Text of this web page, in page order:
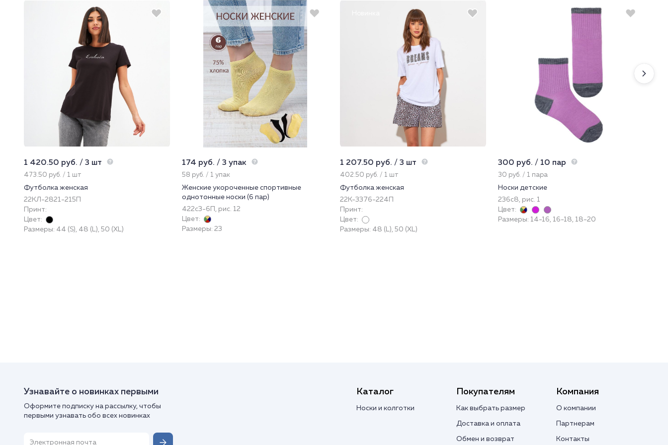
1 420.50 руб. / 3 шт
473.50 руб. / 1 шт
Футболка женская
22КЛ-2821-215П
Принт:
Цвет:
Размеры: 44 (S), 48 (L), 50 (XL)
174 руб. / 3 упак
58 руб. / 1 упак
Женские укороченные спортивные
однотонные носки (6 пар)
422с3-6П, рис. 12
Цвет:
Размеры: 23
1 207.50 руб. / 3 шт
402.50 руб. / 1 шт
Футболка женская
22К-3376-224П
Принт:
Цвет:
Размеры: 48 (L), 50 (XL)
300 руб. / 10 пар
30 руб. / 1 пара
Носки детские
236с8, рис. 1
Цвет:
Размеры: 14-16, 16-18, 18-20
Узнавайте о новинках первыми
Оформите подписку на рассылку, чтобы
первыми узнавать обо всех новинках
Каталог
Носки и колготки
Покупателям
Как выбрать размер
Доставка и оплата
Обмен и возврат
Компания
О компании
Партнерам
Контакты